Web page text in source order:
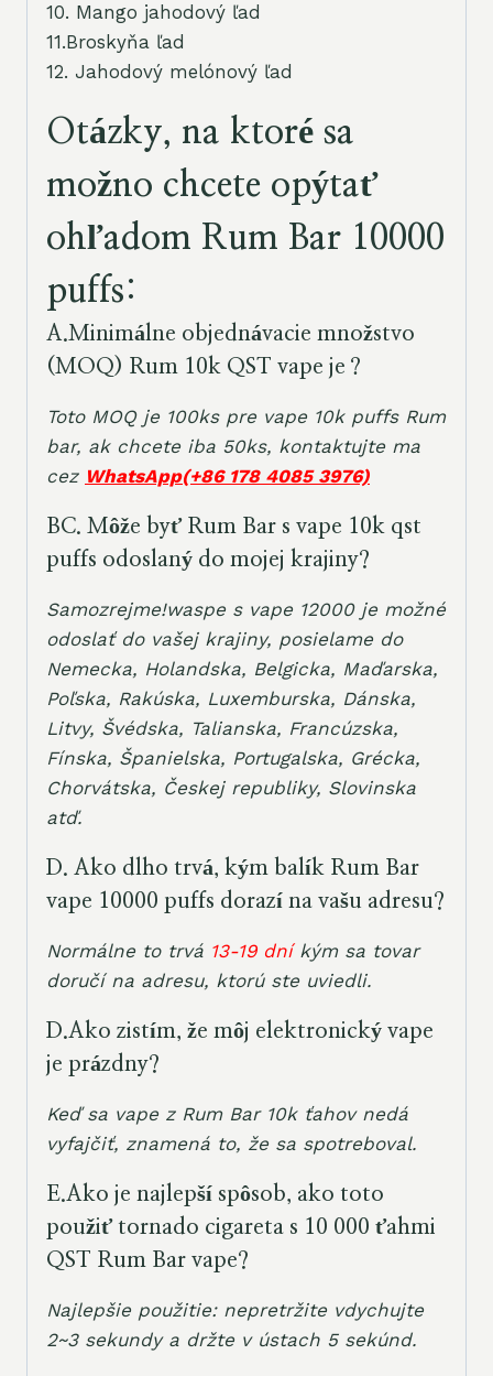
10. Mango jahodový ľad
11.Broskyňa ľad
12. Jahodový melónový ľad
Otázky, na ktoré sa
možno chcete opýtať
ohľadom Rum Bar 10000
puffs:
A.Minimálne objednávacie množstvo
(MOQ) Rum 10k QST vape je ？
Toto MOQ je 100ks pre vape 10k puffs Rum
bar, ak chcete iba 50ks, kontaktujte ma
cez WhatsApp(+86 178 4085 3976)
BC. Môže byť Rum Bar s vape 10k qst
puffs odoslaný do mojej krajiny?
Samozrejme!waspe s vape 12000 je možné
odoslať do vašej krajiny, posielame do
Nemecka, Holandska, Belgicka, Maďarska,
Poľska, Rakúska, Luxemburska, Dánska,
Litvy, Švédska, Talianska, Francúzska,
Fínska, Španielska, Portugalska, Grécka,
Chorvátska, Českej republiky, Slovinska
atď.
D. Ako dlho trvá, kým balík Rum Bar
vape 10000 puffs dorazí na vašu adresu?
Normálne to trvá 13-19 dníkým sa tovar
doručí na adresu, ktorú ste uviedli.
D.Ako zistím, že môj elektronický vape
je prázdny?
Keď sa vape z Rum Bar 10k ťahov nedá
vyfajčiť, znamená to, že sa spotreboval.
E.Ako je najlepší spôsob, ako toto
použiť tornado cigareta s 10 000 ťahmi
QST Rum Bar vape?
Najlepšie použitie: nepretržite vdychujte
2~3 sekundy a držte v ústach 5 sekúnd.